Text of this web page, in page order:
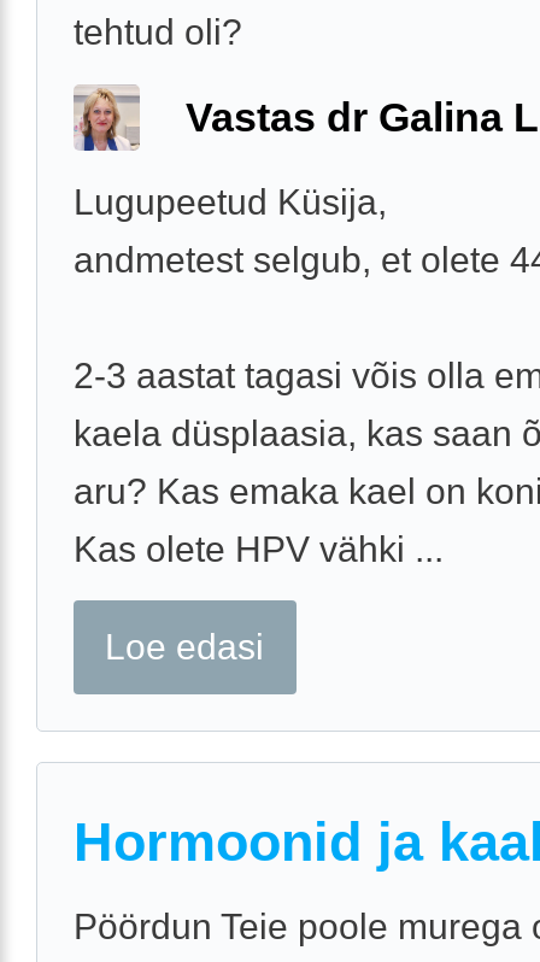
tehtud oli?
Vastas dr Galina
Lugupeetud Küsija,
andmetest selgub, et olete
2-3 aastat tagasi võis olla
kaela düsplaasia, kas saan
aru? Kas emaka kael on
Kas olete HPV vähki ...
Loe edasi
Hormoonid ja
Pöördun Teie poole murega